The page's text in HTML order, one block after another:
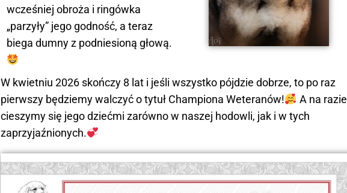
wcześniej obroża i ringówka
„parzyły” jego godność, a teraz
biega dumny z podniesioną głową.
W kwietniu 2026 skończy 8 lat i jeśli wszystko pójdzie dobrze, to po raz
pierwszy będziemy walczyć o tytuł Championa Weteranów!
A na razie
cieszymy się jego dziećmi zarówno w naszej hodowli, jak i w tych
zaprzyjaźnionych.